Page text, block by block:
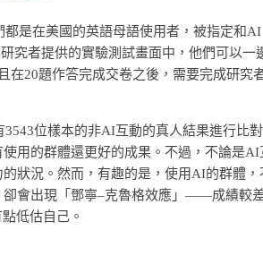
都是在美國的英語母語使用者，被指定和
究者提供的實驗測試畫面中，他們可以一
在20題作答完成交卷之後，需要完成研究
位樣本的非AI互動的真人結果進行比對
用的群體還更好的成果。不過，不論是AI
狀況。然而，有趣的是，使用AI的群體，
卻會出現「鄧寧–克魯格效應」——成績較
低估自己。